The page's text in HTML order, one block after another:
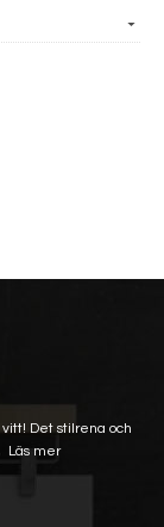
Det stilrena och
Läs mer